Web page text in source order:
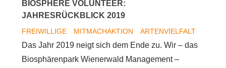
BIOSPHERE VOLUNTEER:
JAHRESRÜCKBLICK 2019
FREIWILLIGE MITMACHAKTION ARTENVIELFALT
Das Jahr 2019 neigt sich dem Ende zu. Wir – das
Biosphärenpark Wienerwald Management –